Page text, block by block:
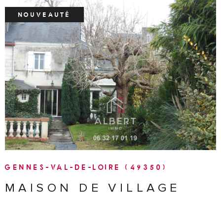
GENNES-VAL-DE-LOIRE (49350)
MAISON DE VILLAGE
NOUVEAUTÉ
VOIR LE BIEN